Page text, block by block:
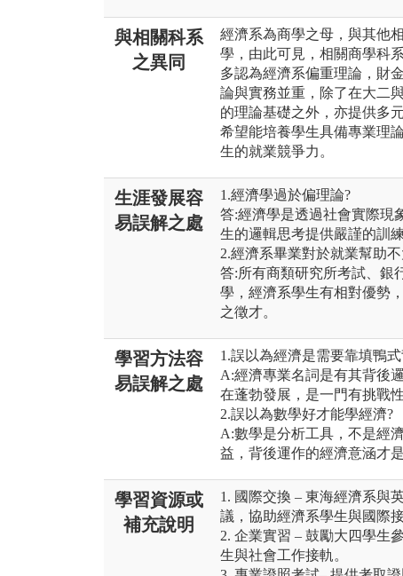
與相關科系
之異同
經濟系為商學之母，與其他
學，由此可見，相關商學科
多認為經濟系偏重理論，財
論與實務並重，除了在大二
的理論基礎之外，亦提供多
希望能培養學生具備專業理
生的就業競爭力。
生涯發展容
易誤解之處
1.經濟學過於偏理論?
答:經濟學是透過社會實際現
生的邏輯思考提供嚴謹的訓練
2.經濟系畢業對於就業幫助不
答:所有商類研究所考試、銀
學，經濟系學生有相對優勢
之徵才。
學習方法容
易誤解之處
1.誤以為經濟是需要靠填鴨
A:經濟專業名詞是有其背後
在蓬勃發展，是一門有挑戰性
2.誤以為數學好才能學經濟?
A:數學是分析工具，不是經
益，背後運作的經濟意涵才是
學習資源或
補充說明
1. 國際交換 – 東海經濟系與
議，協助經濟系學生與國際接
2. 企業實習 – 鼓勵大四學生
生與社會工作接軌。